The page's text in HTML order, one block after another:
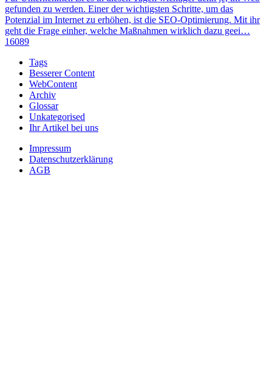
gefunden zu werden. Einer der wichtigsten Schritte, um das
Potenzial im Internet zu erhöhen, ist die SEO-Optimierung. Mit ihr
geht die Frage einher, welche Maßnahmen wirklich dazu geei…
16089
Tags
Besserer Content
WebContent
Archiv
Glossar
Unkategorised
Ihr Artikel bei uns
Impressum
Datenschutzerklärung
AGB